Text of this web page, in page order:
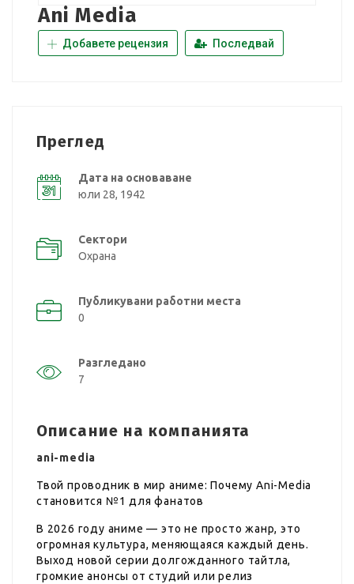
Ani Media
Добавете рецензия Последвай
Преглед
Дата на основаване
юли 28, 1942
Сектори
Охрана
Публикувани работни места
0
Разгледано
7
Описание на компанията
ani-media
Твой проводник в мир аниме: Почему Ani-Media
становится №1 для фанатов
В 2026 году аниме — это не просто жанр, это
огромная культура, меняющаяся каждый день.
Выход новой серии долгожданного тайтла,
громкие анонсы от студий или релиз